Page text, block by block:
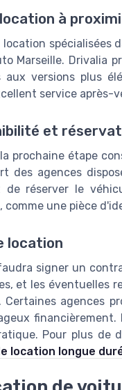
à
location
Marseille. Drivalia
aux versions plus
service après-
et
prochaine étape
des agences
réserver le
comme une pièce
location
signer un
et les
Certaines agences
Pour plus
location longue